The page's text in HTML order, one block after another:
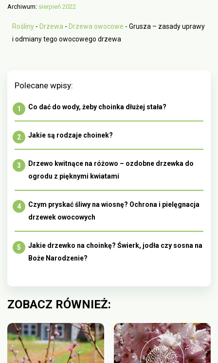
Archiwum: sierpień 2022
Rośliny - Drzewa - Drzewa owocowe - Grusza – zasady uprawy
i odmiany tego owocowego drzewa
Polecane wpisy:
Co dać do wody, żeby choinka dłużej stała?
Jakie są rodzaje choinek?
Drzewo kwitnące na różowo – ozdobne drzewka do
ogrodu z pięknymi kwiatami
Czym pryskać śliwy na wiosnę? Ochrona i pielęgnacja
drzewek owocowych
Jakie drzewko na choinkę? Świerk, jodła czy sosna na
Boże Narodzenie?
ZOBACZ RÓWNIEŻ: